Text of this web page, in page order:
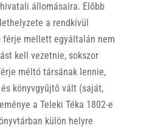
állomásaira. Előbb
a rendkívül
mellett egyáltalán nem
kell vezetnie, sokszor
méltó társának lennie,
könyvgyűjtő vált (saját,
a Teleki Téka 1802-e
külön helyre